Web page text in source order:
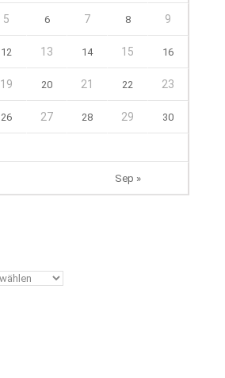
Sep »
5 6 7 8 9
12 13 14 15 16
19 20 21 22 23
26 27 28 29 30